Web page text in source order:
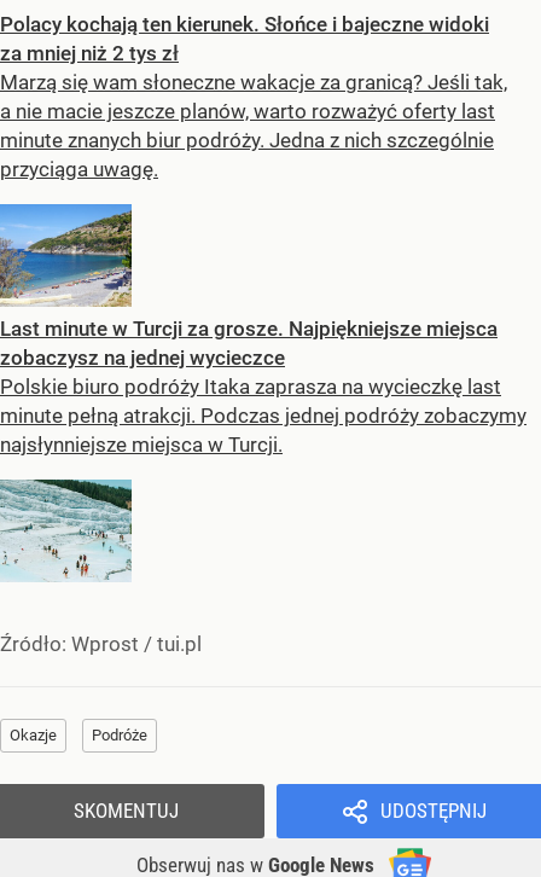
Polacy kochają ten kierunek. Słońce i bajeczne widoki
za mniej niż 2 tys zł
Marzą się wam słoneczne wakacje za granicą? Jeśli tak,
a nie macie jeszcze planów, warto rozważyć oferty last
minute znanych biur podróży. Jedna z nich szczególnie
przyciąga uwagę.
Last minute w Turcji za grosze. Najpiękniejsze miejsca
zobaczysz na jednej wycieczce
Polskie biuro podróży Itaka zaprasza na wycieczkę last
minute pełną atrakcji. Podczas jednej podróży zobaczymy
najsłynniejsze miejsca w Turcji.
Źródło: Wprost / tui.pl
Okazje Podróże
UDOSTĘPNIJ
Obserwuj nas w Google News
SKOMENTUJ